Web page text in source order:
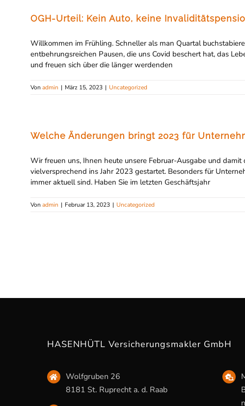
OGH-Urteil: Kein Auto, keine
Willkommen im Frühling. Schneller als man Quartal
entbehrungsreichen Pausen, die uns Covid beschert hat, das
und freuen sich über die länger werdenden
Von admin | März 15, 2023 | Uncategorized
Welche Änderungen bringt 2023 für
Wir freuen uns, Ihnen heute unsere Februar-Ausgabe und
vielversprechend ins Jahr 2023 gestartet. Besonders für
immer aktuell sind. Haben Sie im letzten Geschäftsjahr
Von admin | Februar 13, 2023 | Uncategorized
HASENHÜTL Versicherungsmakler GmbH
Wolfgruben 26
8181 St. Ruprecht a. d. Raab